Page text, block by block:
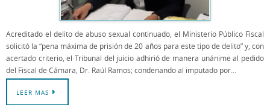
Acreditado el delito de abuso sexual continuado, el Ministerio Público Fiscal
solicitó la “pena máxima de prisión de 20 años para este tipo de delito” y, con
acertado criterio, el Tribunal del juicio adhirió de manera unánime al pedido
del Fiscal de Cámara, Dr. Raúl Ramos; condenando al imputado por…
LEER MAS